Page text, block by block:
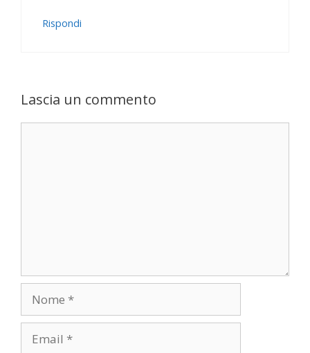
Rispondi
Lascia un commento